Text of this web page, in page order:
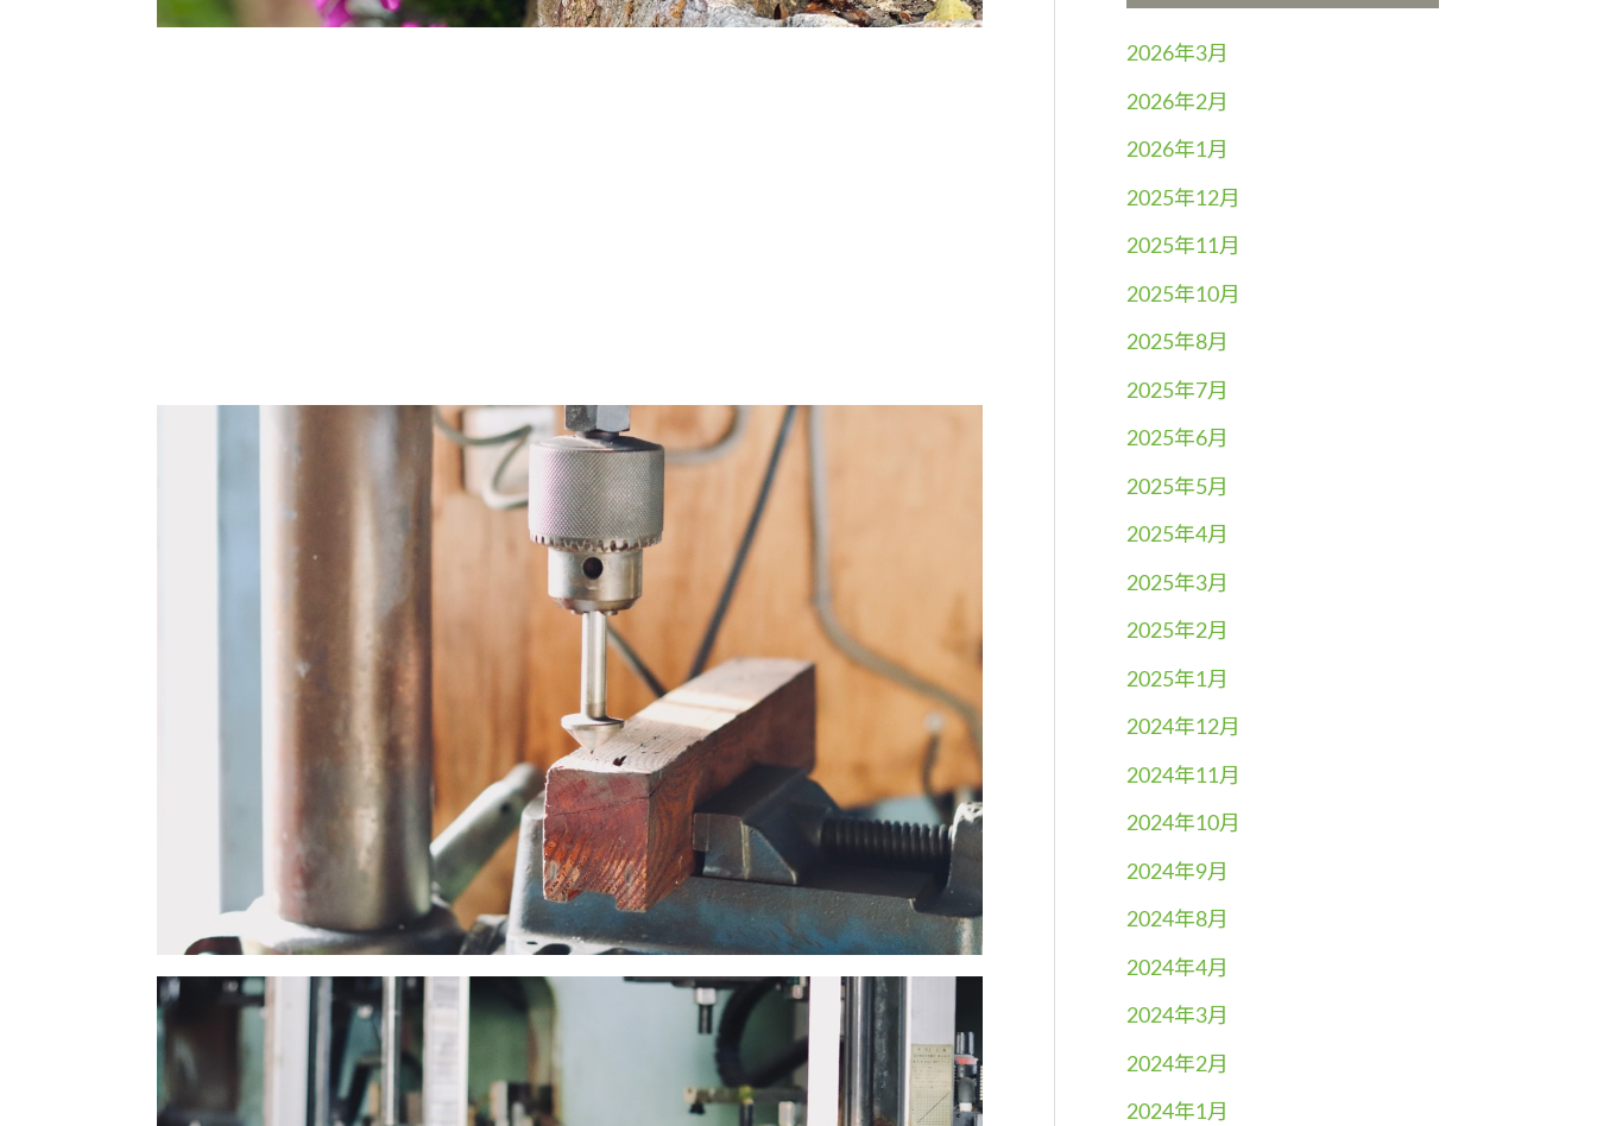
2026年3月
2026年2月
2026年1月
2025年12月
2025年11月
2025年10月
2025年8月
2025年7月
2025年6月
2025年5月
2025年4月
2025年3月
2025年2月
2025年1月
2024年12月
2024年11月
2024年10月
2024年9月
2024年8月
2024年4月
2024年3月
2024年2月
2024年1月